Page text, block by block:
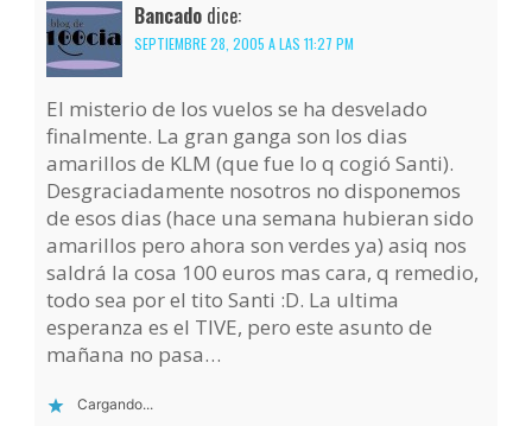
Bancado dice:
SEPTIEMBRE 28, 2005 A LAS 11:27 PM
El misterio de los vuelos se ha desvelado
finalmente. La gran ganga son los dias
amarillos de KLM (que fue lo q cogió Santi).
Desgraciadamente nosotros no disponemos
de esos dias (hace una semana hubieran sido
amarillos pero ahora son verdes ya) asiq nos
saldrá la cosa 100 euros mas cara, q remedio,
todo sea por el tito Santi :D. La ultima
esperanza es el TIVE, pero este asunto de
mañana no pasa…
Cargando...